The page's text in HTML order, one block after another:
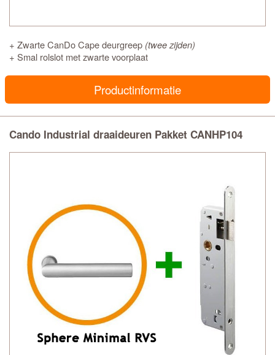
+ Zwarte CanDo Cape deurgreep (twee zijden)
+ Smal rolslot met zwarte voorplaat
Productinformatie
Cando Industrial draaideuren Pakket CANHP104